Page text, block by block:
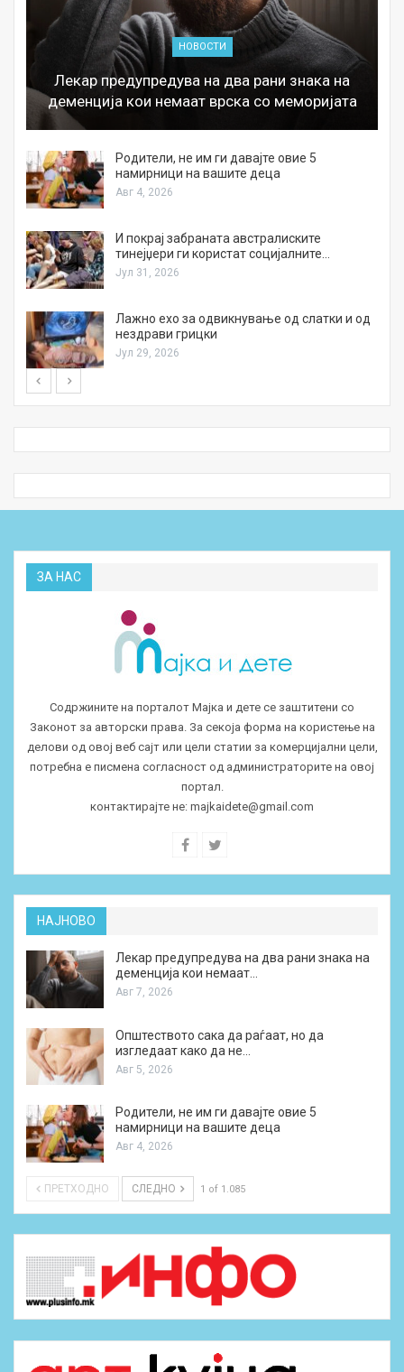
НОВОСТИ
Лекар предупредува на два рани знака на
деменција кои немаат врска со меморијата
Родители, не им ги давајте овие 5
намирници на вашите деца
Авг 4, 2026
И покрај забраната австралиските
тинејџери ги користат социјалните…
Јул 31, 2026
Лажно ехо за одвикнување од слатки и од
нездрави грицки
Јул 29, 2026
ЗА НАС
Содржините на порталот Мајка и дете се заштитени со
Законот за авторски права. За секоја форма на користење на
делови од овој веб сајт или цели статии за комерцијални цели,
потребна е писмена согласност од администраторите на овој
портал.
контактирајте не: majkaidete@gmail.com
НАЈНОВО
Лекар предупредува на два рани знака на
деменција кои немаат…
Авг 7, 2026
Општеството сака да раѓаат, но да
изгледаат како да не…
Авг 5, 2026
Родители, не им ги давајте овие 5
намирници на вашите деца
Авг 4, 2026
ПРЕТХОДНО СЛЕДНО 1 of 1.085